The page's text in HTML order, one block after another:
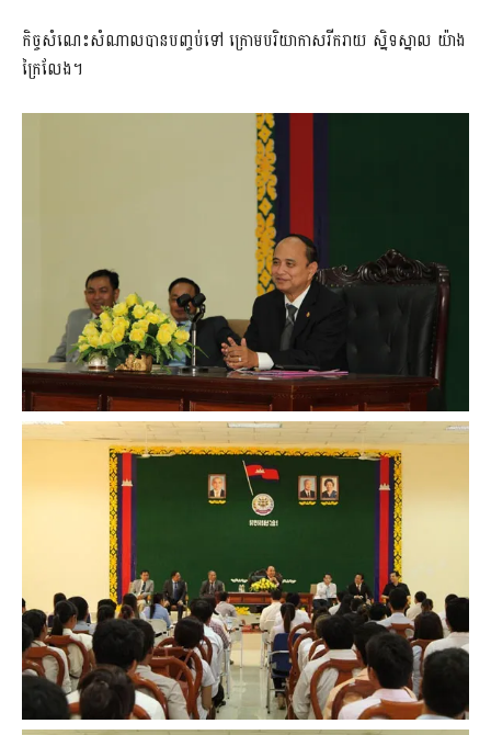
កិច្ចសំណេះសំណាលបានបញ្ចប់ទៅ ក្រោមបរិយាកាសរីករាយ ស្និទស្នាល យ៉ាង
ក្រៃលែង។